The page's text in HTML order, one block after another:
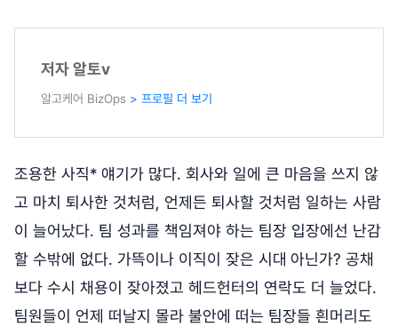
저자 알토v
알고케어 BizOps > 프로필 더 보기
조용한 사직* 얘기가 많다. 회사와 일에 큰 마음을 쓰지 않
고 마치 퇴사한 것처럼, 언제든 퇴사할 것처럼 일하는 사람
이 늘어났다. 팀 성과를 책임져야 하는 팀장 입장에선 난감
할 수밖에 없다. 가뜩이나 이직이 잦은 시대 아닌가? 공채
보다 수시 채용이 잦아졌고 헤드헌터의 연락도 더 늘었다.
팀원들이 언제 떠날지 몰라 불안에 떠는 팀장들 흰머리도